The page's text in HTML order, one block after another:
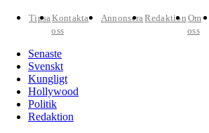
TipsaKontakta
oss
AnnonseraRedaktion Om
oss
Senaste
Svenskt
Kungligt
Hollywood
Politik
Redaktion